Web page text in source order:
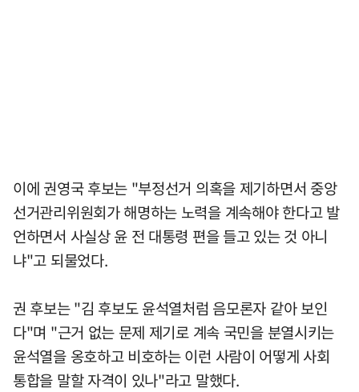
이에 권영국 후보는 "부정선거 의혹을 제기하면서 중앙
선거관리위원회가 해명하는 노력을 계속해야 한다고 발
언하면서 사실상 윤 전 대통령 편을 들고 있는 것 아니
냐"고 되물었다.
권 후보는 "김 후보도 윤석열처럼 음모론자 같아 보인
다"며 "근거 없는 문제 제기로 계속 국민을 분열시키는
윤석열을 옹호하고 비호하는 이런 사람이 어떻게 사회
통합을 말할 자격이 있나"라고 말했다.